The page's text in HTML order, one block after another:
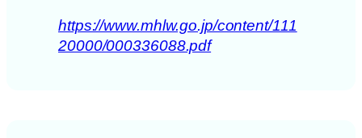
https://www.mhlw.go.jp/content/111
20000/000336088.pdf